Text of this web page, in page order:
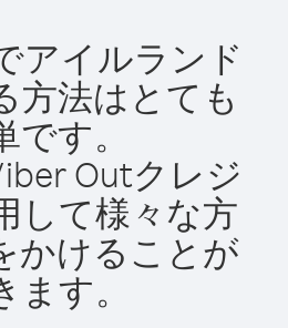
アイルランド
方法はとても
です。
Outクレジ
して様々な方
かけることが
ます。